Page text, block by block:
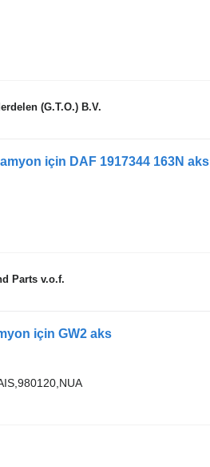
(G.T.O.) B.V.
için DAF 1917344 163N aks
Parts v.o.f.
için GW2 aks